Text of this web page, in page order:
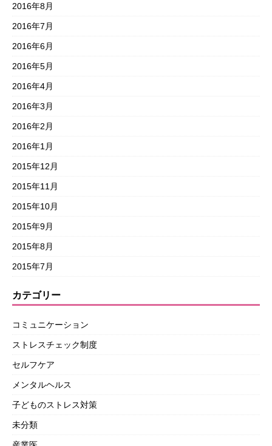
2016年8月
2016年7月
2016年6月
2016年5月
2016年4月
2016年3月
2016年2月
2016年1月
2015年12月
2015年11月
2015年10月
2015年9月
2015年8月
2015年7月
カテゴリー
コミュニケーション
ストレスチェック制度
セルフケア
メンタルヘルス
子どものストレス対策
未分類